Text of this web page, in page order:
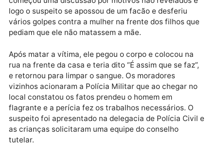
Publicidade
estava no centro da cidade e quando chegou em
começou uma discussão por motivos não revelados
logo o suspeito se apossou de um facão e desferiu
vários golpes contra a mulher na frente dos filhos
pediam que ele não matassem a mãe.
Após matar a vítima, ele pegou o corpo e colocou na
rua na frente da casa e teria dito “É assim que se